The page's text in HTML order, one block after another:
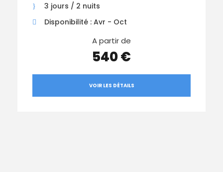
3 jours / 2 nuits
Disponibilité : Avr - Oct
A partir de
540 €
VOIR LES DÉTAILS